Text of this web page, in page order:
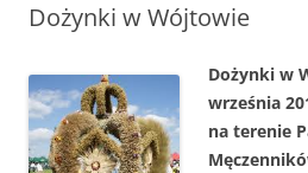
Dożynki w Wójtowie
Dożynki w
września
na terenie